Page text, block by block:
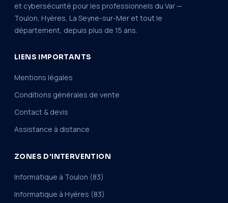
et cybersécurité pour les professionnels du Var —
Toulon, Hyères, La Seyne-sur-Mer et tout le
département, depuis plus de 15 ans.
LIENS IMPORTANTS
Mentions légales
Conditions générales de vente
Contact & devis
Assistance à distance
ZONES D'INTERVENTION
Informatique à Toulon (83)
Informatique à Hyères (83)